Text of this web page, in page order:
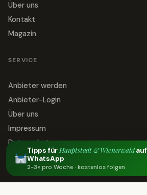
Über uns
Kontakt
Magazin
SERVICE
Anbieter werden
Anbieter-Login
Über uns
Impressum
Datenschutz
Kontakt
Tipps fürHauptstadt & Wienerwaldauf
WhatsApp
2-3× pro Woche · kostenlos folgen